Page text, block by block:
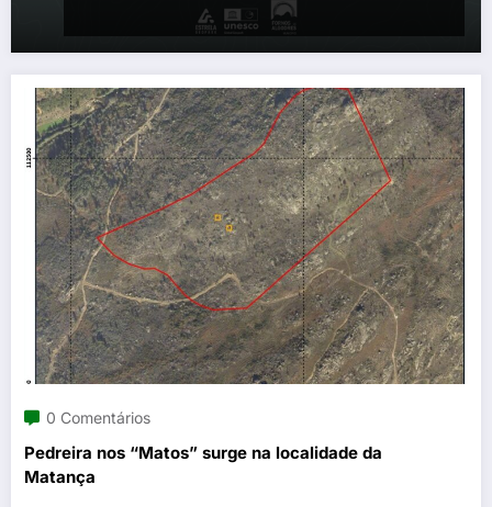
0 Comentários
Pedreira nos “Matos” surge na localidade da
Matança